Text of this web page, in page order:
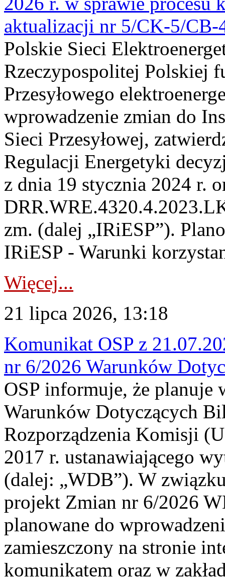
aktualizacji nr 5/CK-5/CB-
Polskie Sieci
Rzeczypospolitej Polskiej
Przesyłowego
wprowadzenie zmian do
Sieci Przesyłowej,
Regulacji Energetyki
z dnia 19 stycznia 2024 r.
zm. (dalej „IRiESP”).
IRiESP - Warunki
Więcej...
21 lipca 2026, 13:18
Komunikat OSP z
nr 6/2026 Warunków
OSP informuje, że planuje
Warunków Dotyczących
Rozporządzenia Komisji
2017 r. ustanawiającego
(dalej: „WDB”). W
projekt Zmian nr 6/2026
planowane do
zamieszczony na stronie
komunikatem oraz w